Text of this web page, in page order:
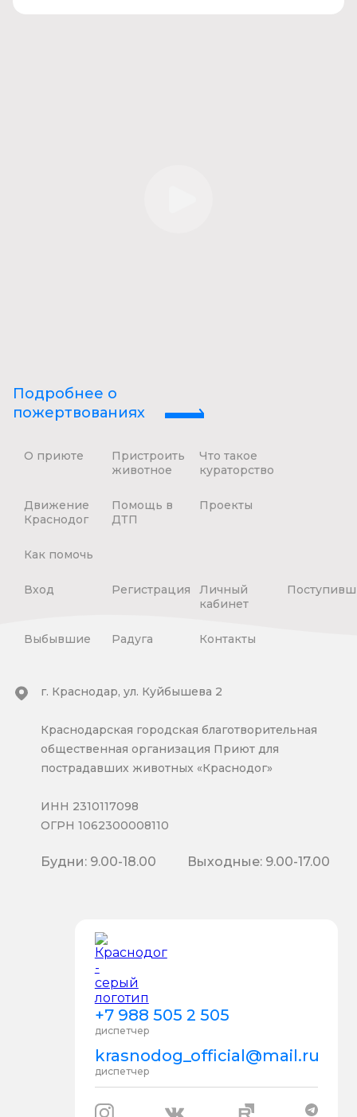
Подробнее о
пожертвованиях
О приюте
Пристроить
животное
Что такое
кураторство
Движение
Краснодог
Помощь в
ДТП
Проекты
Как помочь
Вход Регистрация
Личный
кабинет
Выбывшие Радуга Контакты
+7 988 505 2 505
диспетчер
krasnodog_official@mail.ru
диспетчер
г. Краснодар, ул. Куйбышева 2
Краснодарская городская благотворительная
общественная организация Приют для
пострадавших животных «Краснодог»
ИНН 2310117098
ОГРН 1062300008110
Будни: 9.00-18.00 Выходные: 9.00-17.00